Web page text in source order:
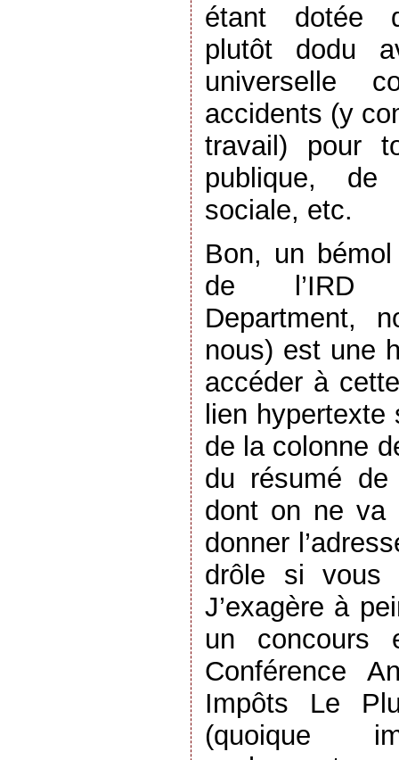
étant dotée
plutôt dodu
universelle
accidents (y
travail) pour
publique, de
sociale, etc.
Bon, un
de l’IRD
Department,
nous) est une
accéder à
lien
de la colonne
du résumé
dont on ne va
donner
drôle si vous
J’exagère à
un concours
Conférence
Impôts Le
(quoique